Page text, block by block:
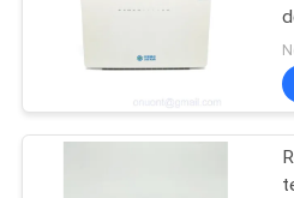
PRIVACY
POLICY